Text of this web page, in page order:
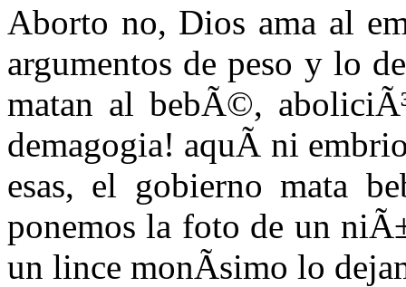
Aborto no, Dios ama al
argumentos de peso y lo
matan al bebÃ©,
demagogia! aquÃ­ ni
esas, el gobierno mata
ponemos la foto de un
un lince monÃ­simo lo